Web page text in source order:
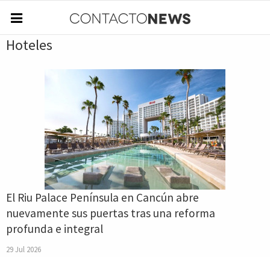
Hoteles
El Riu Palace Península en Cancún abre
nuevamente sus puertas tras una reforma
profunda e integral
29 Jul 2026